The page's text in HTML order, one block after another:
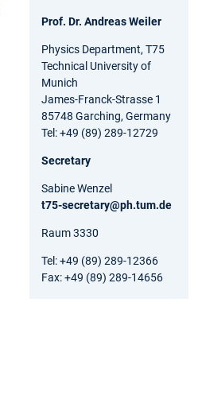
Prof. Dr. Andreas Weiler
Physics Department, T75
Technical University of
Munich
James-Franck-Strasse 1
85748 Garching, Germany
Tel: +49 (89) 289-12729
Secretary
Sabine Wenzel
t75-secretary@ph.tum.de
Raum 3330
Tel: +49 (89) 289-12366
Fax: +49 (89) 289-14656